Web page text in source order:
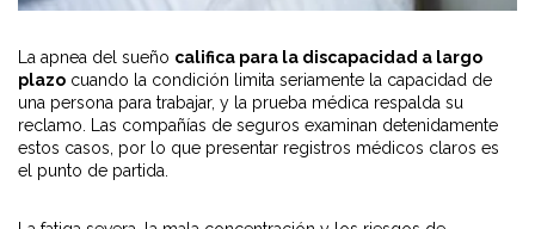
La apnea del sueño califica para la discapacidad a largo
plazo cuando la condición limita seriamente la capacidad de
una persona para trabajar, y la prueba médica respalda su
reclamo. Las compañías de seguros examinan detenidamente
estos casos, por lo que presentar registros médicos claros es
el punto de partida.